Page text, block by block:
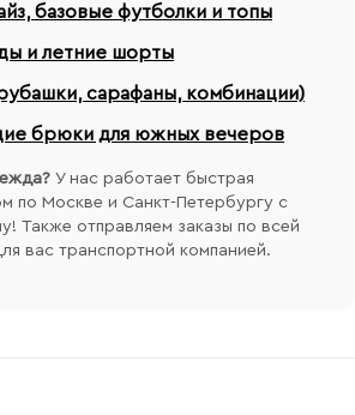
базовые футболки и топы
и летние шорты
сарафаны, комбинации)
брюки для южных вечеров
У нас работает быстрая
по Москве и Санкт-Петербургу с
Также отправляем заказы по всей
вас транспортной компанией.